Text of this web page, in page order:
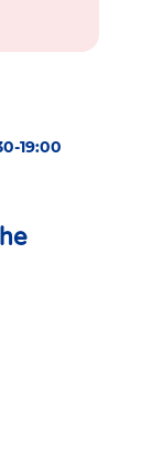
19:00